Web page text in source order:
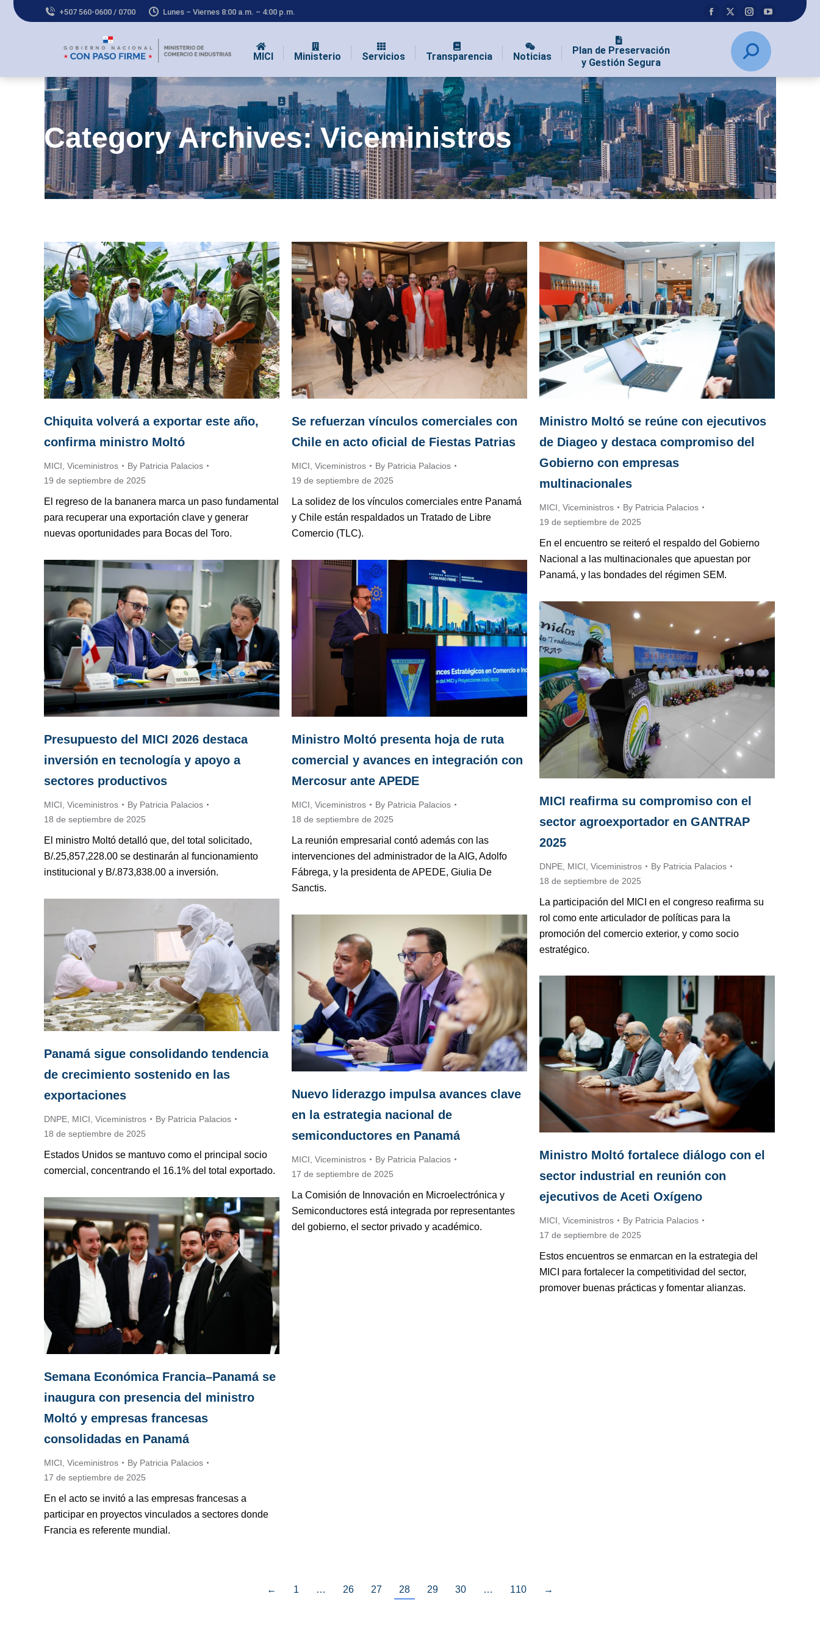
+507 560-0600 / 0700 Lunes – Viernes 8:00 a.m. – 4:00 p.m.
MICI Ministerio Servicios Transparencia Noticias
Plan de Preservación
y Gestión Segura
Contacto
Category Archives:Viceministros
Chiquita volverá a exportar este año,
confirma ministro Moltó
MICI Viceministros By Patricia Palacios
19 de septiembre de 2025
El regreso de la bananera marca un paso fundamental
para recuperar una exportación clave y generar
nuevas oportunidades para Bocas del Toro.
Se refuerzan vínculos comerciales con
Chile en acto oficial de Fiestas Patrias
MICI Viceministros By Patricia Palacios
19 de septiembre de 2025
La solidez de los vínculos comerciales entre Panamá
y Chile están respaldados un Tratado de Libre
Comercio (TLC).
Ministro Moltó se reúne con ejecutivos
de Diageo y destaca compromiso del
Gobierno con empresas
multinacionales
MICI Viceministros By Patricia Palacios
19 de septiembre de 2025
En el encuentro se reiteró el respaldo del Gobierno
Nacional a las multinacionales que apuestan por
Panamá, y las bondades del régimen SEM.
Presupuesto del MICI 2026 destaca
inversión en tecnología y apoyo a
sectores productivos
MICI Viceministros By Patricia Palacios
18 de septiembre de 2025
El ministro Moltó detalló que, del total solicitado,
B/.25,857,228.00 se destinarán al funcionamiento
institucional y B/.873,838.00 a inversión.
Ministro Moltó presenta hoja de ruta
comercial y avances en integración con
Mercosur ante APEDE
MICI Viceministros By Patricia Palacios
18 de septiembre de 2025
La reunión empresarial contó además con las
intervenciones del administrador de la AIG, Adolfo
Fábrega, y la presidenta de APEDE, Giulia De
Sanctis.
MICI reafirma su compromiso con el
sector agroexportador en GANTRAP
2025
DNPE MICI Viceministros By Patricia Palacios
18 de septiembre de 2025
La participación del MICI en el congreso reafirma su
rol como ente articulador de políticas para la
promoción del comercio exterior, y como socio
estratégico.
Panamá sigue consolidando tendencia
de crecimiento sostenido en las
exportaciones
DNPE MICI Viceministros By Patricia Palacios
18 de septiembre de 2025
Estados Unidos se mantuvo como el principal socio
comercial, concentrando el 16.1% del total exportado.
Nuevo liderazgo impulsa avances clave
en la estrategia nacional de
semiconductores en Panamá
MICI Viceministros By Patricia Palacios
17 de septiembre de 2025
La Comisión de Innovación en Microelectrónica y
Semiconductores está integrada por representantes
del gobierno, el sector privado y académico.
Ministro Moltó fortalece diálogo con el
sector industrial en reunión con
ejecutivos de Aceti Oxígeno
MICI Viceministros By Patricia Palacios
17 de septiembre de 2025
Estos encuentros se enmarcan en la estrategia del
MICI para fortalecer la competitividad del sector,
promover buenas prácticas y fomentar alianzas.
Semana Económica Francia–Panamá se
inaugura con presencia del ministro
Moltó y empresas francesas
consolidadas en Panamá
MICI Viceministros By Patricia Palacios
17 de septiembre de 2025
En el acto se invitó a las empresas francesas a
participar en proyectos vinculados a sectores donde
Francia es referente mundial.
← 1 … 26 27 28 29 30 … 110 →